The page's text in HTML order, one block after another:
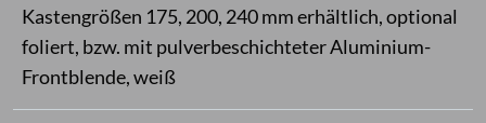
Kastengrößen 175, 200, 240 mm erhältlich, optional
foliert, bzw. mit pulverbeschichteter Aluminium-
Frontblende, weiß